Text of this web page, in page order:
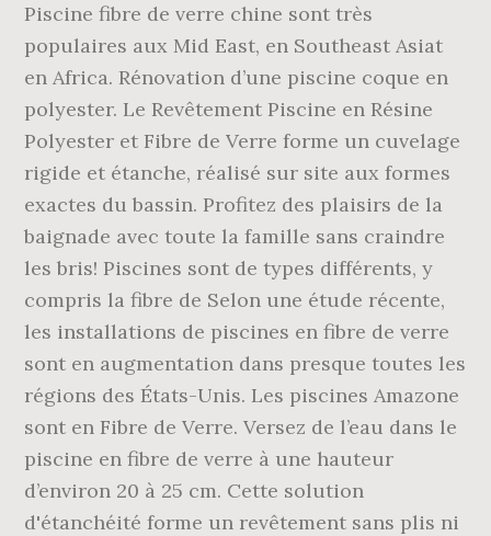
Piscine fibre de verre chine sont très
populaires aux Mid East, en Southeast Asiat
en Africa. Rénovation d’une piscine coque en
polyester. Le Revêtement Piscine en Résine
Polyester et Fibre de Verre forme un cuvelage
rigide et étanche, réalisé sur site aux formes
exactes du bassin. Profitez des plaisirs de la
baignade avec toute la famille sans craindre
les bris! Piscines sont de types différents, y
compris la fibre de Selon une étude récente,
les installations de piscines en fibre de verre
sont en augmentation dans presque toutes les
régions des États-Unis. Les piscines Amazone
sont en Fibre de Verre. Versez de l’eau dans le
piscine en fibre de verre à une hauteur
d’environ 20 à 25 cm. Cette solution
d'étanchéité forme un revêtement sans plis ni